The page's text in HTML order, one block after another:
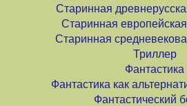
Старинная
Старинная
Старинная
Триллер
Фантастика
Фантастика как
Фантастический